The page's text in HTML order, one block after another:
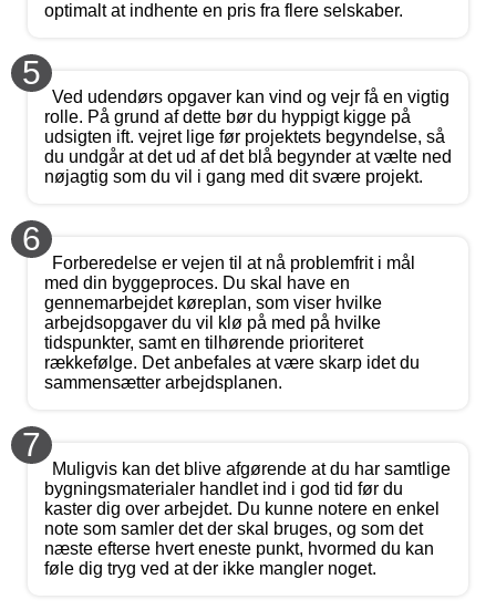
optimalt at indhente en pris fra flere selskaber.
5
Ved udendørs opgaver kan vind og vejr få en vigtig
rolle. På grund af dette bør du hyppigt kigge på
udsigten ift. vejret lige før projektets begyndelse, så
du undgår at det ud af det blå begynder at vælte ned
nøjagtig som du vil i gang med dit svære projekt.
6
Forberedelse er vejen til at nå problemfrit i mål
med din byggeproces. Du skal have en
gennemarbejdet køreplan, som viser hvilke
arbejdsopgaver du vil klø på med på hvilke
tidspunkter, samt en tilhørende prioriteret
rækkefølge. Det anbefales at være skarp idet du
sammensætter arbejdsplanen.
7
Muligvis kan det blive afgørende at du har samtlige
bygningsmaterialer handlet ind i god tid før du
kaster dig over arbejdet. Du kunne notere en enkel
note som samler det der skal bruges, og som det
næste efterse hvert eneste punkt, hvormed du kan
føle dig tryg ved at der ikke mangler noget.